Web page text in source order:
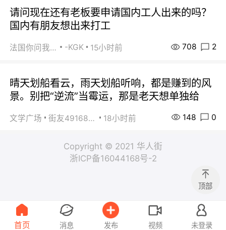
请问现在还有老板要申请国内工人出来的吗？
国内有朋友想出来打工
法国你问我答 -KGK 15小时前 708 2
晴天划船看云，雨天划船听响，都是赚到的风
景。别把“逆流”当霉运，那是老天想单独给
文学广场 街友49168527 18小时前 148 0
Copyright © 2021 华人街
浙ICP备16044168号-2
顶部
首页 消息 发布 视频 未登录